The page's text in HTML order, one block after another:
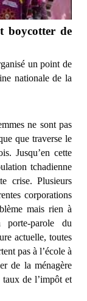
boycotter de
un point de
nationale de la
ne sont pas
que traverse le
Jusqu’en cette
tchadienne
crise. Plusieurs
corporations
mais rien à
parole du
actuelle, toutes
pas à l’école à
de la ménagère
taux de l’impôt et